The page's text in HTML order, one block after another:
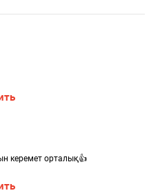
керемет орталық👍